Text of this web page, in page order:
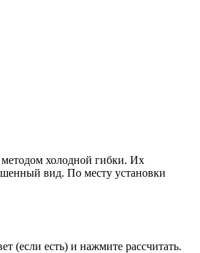
методом холодной гибки. Их
вид. По месту установки
(если есть) и нажмите рассчитать.